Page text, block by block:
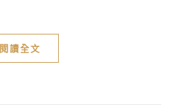
閱讀全文